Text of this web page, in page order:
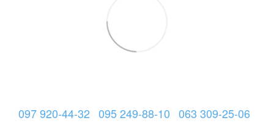
097 920-44-32 095 249-88-10 063 309-25-06